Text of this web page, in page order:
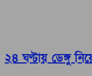
২৪ ঘণ্টায় ডেঙ্গু